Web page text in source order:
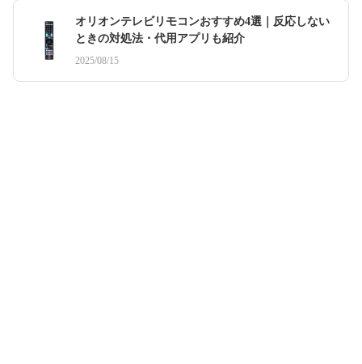
オリオンテレビリモコンおすすめ4選｜反応しない
ときの対処法・代用アプリも紹介
2025/08/15